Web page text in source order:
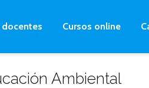
docentes Cursos online
Ambiental